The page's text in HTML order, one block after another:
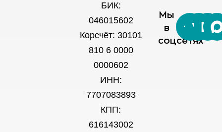
БИК:
046015602
Корсчёт: 30101
810 6 0000
0000602
ИНН:
7707083893
КПП:
616143002
Мы
в
соцсетях